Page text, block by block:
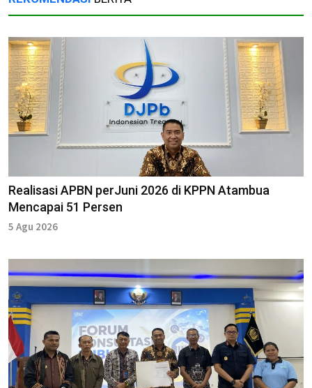
Realisasi APBN perJuni 2026 di KPPN Atambua
Mencapai 51 Persen
5 Agu 2026